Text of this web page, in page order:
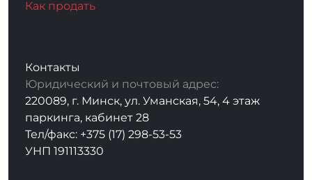
Как продать
Контакты
Юридический и почтовый адрес:
220089, г. Минск, ул. Уманская, 54, 4 этаж
паркинга, кабинет 28
Тел/факс: +375 (17) 298-53-53
УНП 191113330